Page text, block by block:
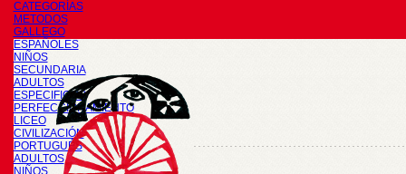
CATEGORÍAS
METODOS
GALLEGO
ESPAÑOLES
NIÑOS
SECUNDARIA
ADULTOS
ESPECIFICOS
PERFECCIONAMIENTO
LICEO
CIVILIZACIÓN
PORTUGUÉS
ADULTOS
NIÑOS